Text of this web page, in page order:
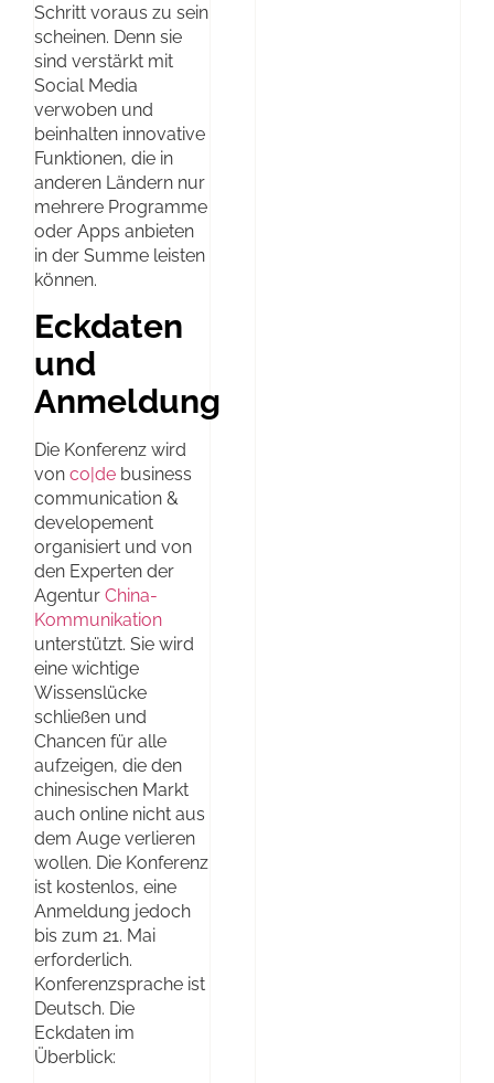
Schritt voraus zu sein
scheinen. Denn sie
sind verstärkt mit
Social Media
verwoben und
beinhalten innovative
Funktionen, die in
anderen Ländern nur
mehrere Programme
oder Apps anbieten
in der Summe leisten
können.
Eckdaten
und
Anmeldung
Die Konferenz wird
von co|de business
communication &
developement
organisiert und von
den Experten der
Agentur China-
Kommunikation
unterstützt. Sie wird
eine wichtige
Wissenslücke
schließen und
Chancen für alle
aufzeigen, die den
chinesischen Markt
auch online nicht aus
dem Auge verlieren
wollen. Die Konferenz
ist kostenlos, eine
Anmeldung jedoch
bis zum 21. Mai
erforderlich.
Konferenzsprache ist
Deutsch. Die
Eckdaten im
Überblick: